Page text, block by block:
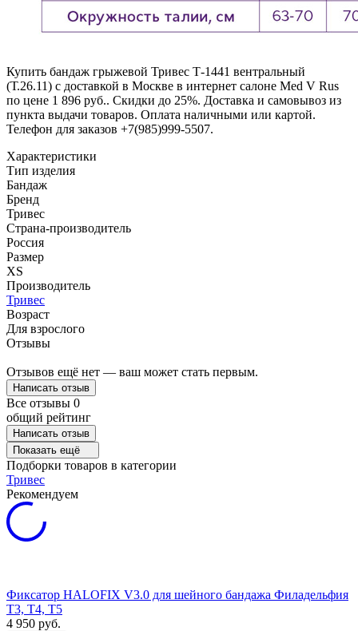
Купить бандаж грыжевой Тривес Т-1441 вентральный
(Т.26.11) с доставкой в Москве в интернет салоне Med V Rus
по цене 1 896 руб.. Скидки до 25%. Доставка и самовывоз из
пункта выдачи товаров. Оплата наличными или картой.
Телефон для заказов +7(985)999-5507.
Характеристики
Тип изделия
Бандаж
Бренд
Тривес
Страна-производитель
Россия
Размер
XS
Производитель
Тривес
Возраст
Для взрослого
Отзывы
Отзывов ещё нет — ваш может стать первым.
Написать отзыв
Все отзывы 0
общий рейтинг
Написать отзыв
Показать ещё
Подборки товаров в категории
Тривес
Рекомендуем
Фиксатор HALOFIX V3.0 для шейного бандажа Филадельфия
Т3, Т4, Т5
4 950 руб.